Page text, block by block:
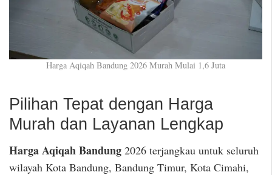
Harga Aqiqah Bandung 2026 Murah Mulai 1,6 Juta
Pilihan Tepat dengan Harga
Murah dan Layanan Lengkap
Harga Aqiqah Bandung 2026 terjangkau untuk seluruh
wilayah Kota Bandung, Bandung Timur, Kota Cimahi,